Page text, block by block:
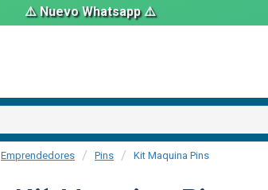
⚠️ Nuevo Whatsapp ⚠️
Emprendedores Pins Kit Maquina Pins